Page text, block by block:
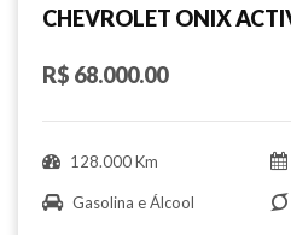
CHEVROLET ONIX
R$ 68.000.00
128.000 Km
Gasolina e Álcool